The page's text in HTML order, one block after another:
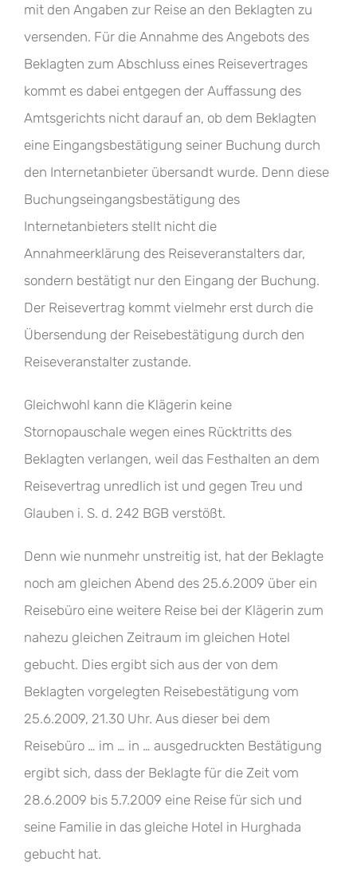
mit den Angaben zur Reise an den Beklagten zu
versenden. Für die Annahme des Angebots des
Beklagten zum Abschluss eines Reisevertrages
kommt es dabei entgegen der Auffassung des
Amtsgerichts nicht darauf an, ob dem Beklagten
eine Eingangsbestätigung seiner Buchung durch
den Internetanbieter übersandt wurde. Denn diese
Buchungseingangsbestätigung des
Internetanbieters stellt nicht die
Annahmeerklärung des Reiseveranstalters dar,
sondern bestätigt nur den Eingang der Buchung.
Der Reisevertrag kommt vielmehr erst durch die
Übersendung der Reisebestätigung durch den
Reiseveranstalter zustande.
Gleichwohl kann die Klägerin keine
Stornopauschale wegen eines Rücktritts des
Beklagten verlangen, weil das Festhalten an dem
Reisevertrag unredlich ist und gegen Treu und
Glauben i. S. d. 242 BGB verstößt.
Denn wie nunmehr unstreitig ist, hat der Beklagte
noch am gleichen Abend des 25.6.2009 über ein
Reisebüro eine weitere Reise bei der Klägerin zum
nahezu gleichen Zeitraum im gleichen Hotel
gebucht. Dies ergibt sich aus der von dem
Beklagten vorgelegten Reisebestätigung vom
25.6.2009, 21.30 Uhr. Aus dieser bei dem
Reisebüro … im … in … ausgedruckten Bestätigung
ergibt sich, dass der Beklagte für die Zeit vom
28.6.2009 bis 5.7.2009 eine Reise für sich und
seine Familie in das gleiche Hotel in Hurghada
gebucht hat.